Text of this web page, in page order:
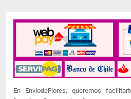
En EnviodeFlores, queremos